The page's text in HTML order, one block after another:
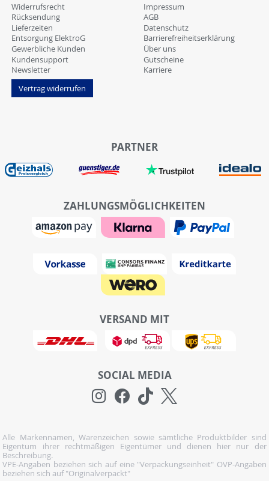
Widerrufsrecht
Rücksendung
Lieferzeiten
Entsorgung ElektroG
Gewerbliche Kunden
Kundensupport
Newsletter
Vertrag widerrufen
Impressum
AGB
Datenschutz
Barrierefreiheitserklärung
Über uns
Gutscheine
Karriere
PARTNER
ZAHLUNGSMÖGLICHKEITEN
VERSAND MIT
SOCIAL MEDIA
Alle Markennamen, Warenzeichen sowie sämtliche Produktbilder sind
Eigentum ihrer rechtmäßigen Eigentümer und dienen hier nur der
Beschreibung.
VPE-Angaben beziehen sich auf eine "Verpackungseinheit" OVP-Angaben
beziehen sich auf "Originalverpackt"